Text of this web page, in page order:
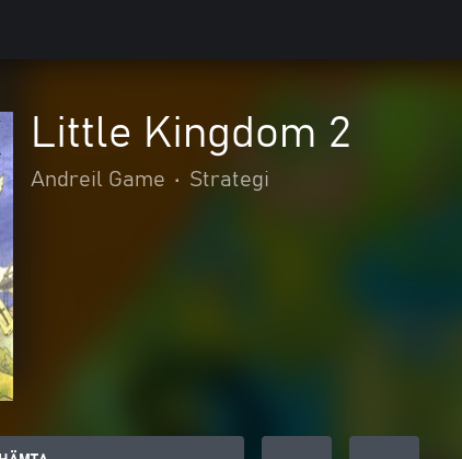
Little Kingdom 2
Andreil Game • Strategi